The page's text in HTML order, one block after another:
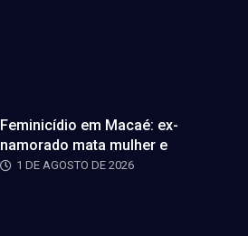
Feminicídio em Macaé: ex-
namorado mata mulher e
1 DE AGOSTO DE 2026